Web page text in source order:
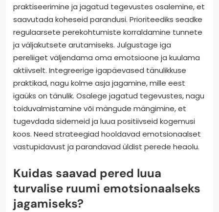
praktiseerimine ja jagatud tegevustes osalemine, et
saavutada koheseid parandusi. Prioriteediks seadke
regulaarsete perekohtumiste korraldamine tunnete
ja väljakutsete arutamiseks. Julgustage iga
pereliiget väljendama oma emotsioone ja kuulama
aktiivselt. Integreerige igapäevased tänulikkuse
praktikad, nagu kolme asja jagamine, mille eest
igaüks on tänulik. Osalege jagatud tegevustes, nagu
toiduvalmistamine või mängude mängimine, et
tugevdada sidemeid ja luua positiivseid kogemusi
koos. Need strateegiad hooldavad emotsionaalset
vastupidavust ja parandavad üldist perede heaolu.
Kuidas saavad pered luua
turvalise ruumi emotsionaalseks
jagamiseks?